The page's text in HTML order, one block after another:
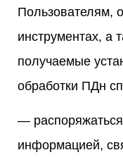
Пользователям,
инструментах, а
получаемые
обработки ПДн
— распоряжаться
информацией,